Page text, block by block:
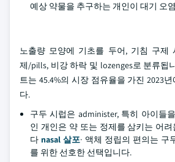
예상 약물을 추구하는 개인이 대기 오
노출량 모양에 기초를 두어, 기침 구제
제/pills, 비강 하락 및 lozenges로 분류됩
트는 45.4%의 시장 점유율을 가진 2023
다.
구두 시럽은 administer, 특히 아이들
인 개인은 약 또는 정제를 삼키는 어
다 nasal 살포· 액체 정립의 편의는 구
를 위한 선호한 선택입니다.